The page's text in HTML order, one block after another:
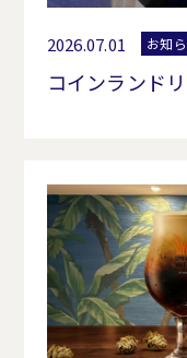
2026.07.01 お知
コインランド